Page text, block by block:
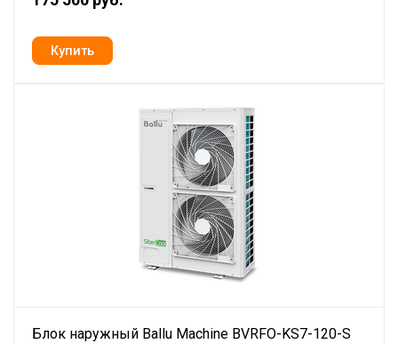
Блок наружный Ballu Machine BVRFO-KS7-120-S